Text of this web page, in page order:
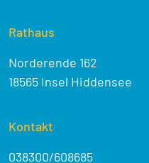
Rathaus
Norderende 162
18565 Insel Hiddensee
Kontakt
038300/608685